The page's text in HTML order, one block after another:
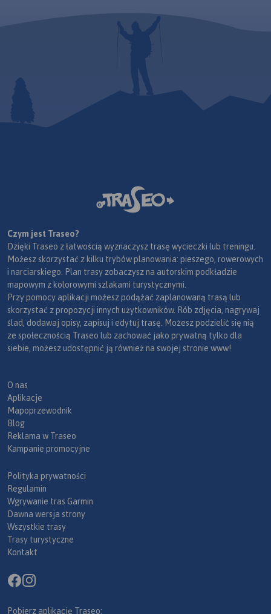
Czym jest Traseo?
Dzięki Traseo z łatwością wyznaczysz trasę wycieczki lub treningu.
Możesz skorzystać z kilku trybów planowania: pieszego, rowerowych
i narciarskiego. Plan trasy zobaczysz na autorskim podkładzie
mapowym z kolorowymi szlakami turystycznymi.
Przy pomocy aplikacji możesz podążać zaplanowaną trasą lub
skorzystać z propozycji innych użytkowników. Rób zdjęcia, nagrywaj
ślad, dodawaj opisy, zapisuj i edytuj trasę. Możesz podzielić się nią
ze społecznością Traseo lub zachować jako prywatną tylko dla
siebie, możesz udostępnić ją również na swojej stronie www!
O nas
Aplikacje
Mapoprzewodnik
Blog
Reklama w Traseo
Kampanie promocyjne
Polityka prywatności
Regulamin
Wgrywanie tras Garmin
Dawna wersja strony
Wszystkie trasy
Trasy turystyczne
Kontakt
Pobierz aplikację Traseo: